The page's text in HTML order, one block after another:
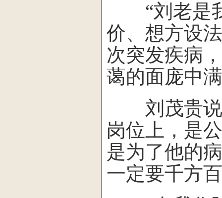
“刘老是我
价、想方设
次突发疾病
蔼的面庞中
刘茂贵说
岗位上，是
是为了他的
一定要千方